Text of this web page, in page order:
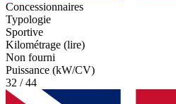
Concessionnaires
Typologie
Sportive
Kilométrage (lire)
Non fourni
Puissance (kW/CV)
32 / 44